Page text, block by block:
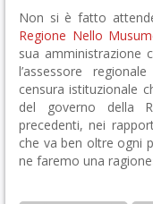
Non si è fatto
Regione Nello
sua amministrazione
l’assessore
censura istituzionale
del governo della
precedenti, nei
che va ben oltre ogni
ne faremo una